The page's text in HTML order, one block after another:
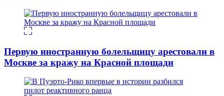
Первую иностранную болельщицу арестовали в
Москве за кражу на Красной площади